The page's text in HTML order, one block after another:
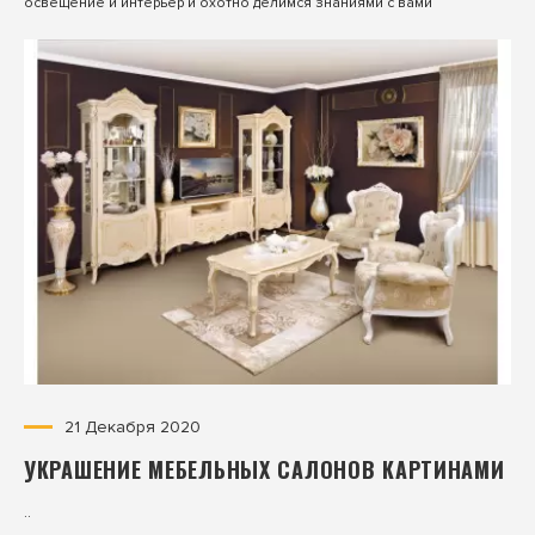
21 Декабря 2020
УКРАШЕНИЕ МЕБЕЛЬНЫХ САЛОНОВ КАРТИНАМИ
..